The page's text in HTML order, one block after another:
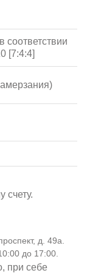
соответствии
[7:4:4]
счету.
д. 49а.
до 17:00.
при себе